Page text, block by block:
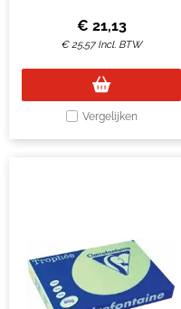
€ 21,13
€25,57 Incl. BTW
Vergelijken